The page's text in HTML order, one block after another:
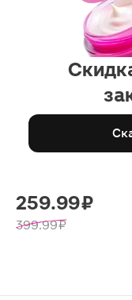
259.99 ₽
399.99 ₽